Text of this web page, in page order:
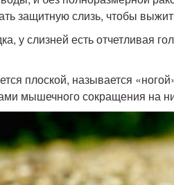
защитную слизь, чтобы
у слизней есть отчетливая
плоской, называется
мышечного сокращения на